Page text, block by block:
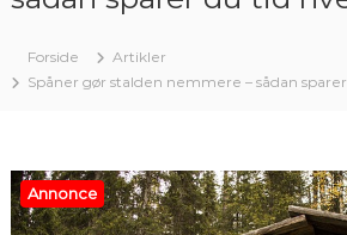
Forside
Artikler
Spåner gør stalden nemmere – sådan
Annonce